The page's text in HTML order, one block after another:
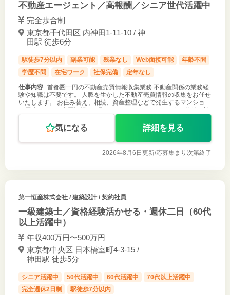
不動産エージェント／高報酬／シニア世代活躍中
完全歩合制
東京都千代田区 内神田1-11-10 / 神
田駅 徒歩6分
駅徒歩7分以内 副業可能 残業なし Web面接可能
年齢不問
学歴不問
在宅ワーク 社保完備 定年なし
仕事内容 首都圏一円の不動産売買情報収集業務 不動産関係の業務経
験や知識は不要です。 人脈を生かした不動産売買情報の収集をお任せ
いたします。 お住み替え、相続、資産整理などで発生するマンション
気になる 詳細を見る
2026年8月6日更新/応募集まり次第終了
第一恒産株式会社/ 建築設計 / 契約社員
一級建築士／資格経験活かせる・週休二日（60代
以上活躍中）
年収400万円〜500万円
東京都中央区 日本橋室町4-3-15 /
神田駅 徒歩5分
シニア活躍中 50代活躍中 60代活躍中
70代以上活躍中
完全週休2日制
駅徒歩7分以内